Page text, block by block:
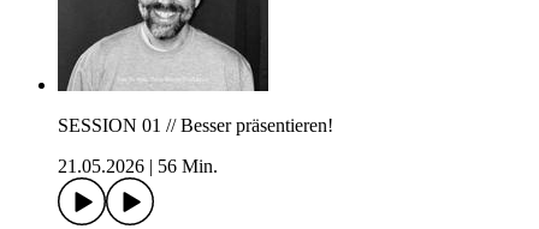
SESSION 01 // Besser präsentieren!
21.05.2026
56 Min.